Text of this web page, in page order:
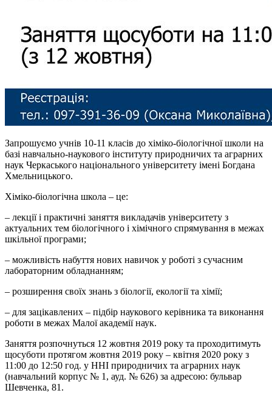
Запрошуємо учнів 10-11 класів до хіміко-біологічної школи на
базі навчально-наукового інституту природничих та аграрних
наук Черкаського національного університету імені Богдана
Хмельницького.
Хіміко-біологічна школа – це:
– лекції і практичні заняття викладачів університету з
актуальних тем біологічного і хімічного спрямування в межах
шкільної програми;
– можливість набуття нових навичок у роботі з сучасним
лабораторним обладнанням;
– розширення своїх знань з біології, екології та хімії;
– для зацікавлених – підбір наукового керівника та виконання
роботи в межах Малої академії наук.
Заняття розпочнуться 12 жовтня 2019 року та проходитимуть
щосуботи протягом жовтня 2019 року – квітня 2020 року з
11:00 до 12:50 год. у ННІ природничих та аграрних наук
(навчальний корпус № 1, ауд. № 626) за адресою: бульвар
Шевченка, 81.